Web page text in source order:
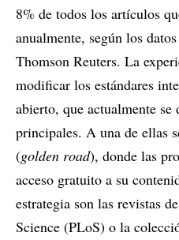
8% de todos los artículos
anualmente, según los
Thomson Reuters. La
modificar los estándares
abierto, que actualmente
principales. A una de ellas
(golden road), donde las
acceso gratuito a su
estrategia son las revistas
Science (PLoS) o la